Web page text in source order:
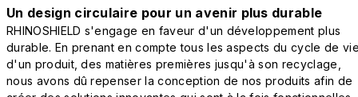
Un design circulaire pour un avenir plus durable
RHINOSHIELD s'engage en faveur d'un développement plus
durable. En prenant en compte tous les aspects du cycle de
d'un produit, des matières premières jusqu'à son recyclage,
nous avons dû repenser la conception de nos produits afin de